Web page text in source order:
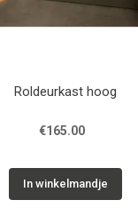
Roldeurkast hoog
€165.00
In winkelmandje